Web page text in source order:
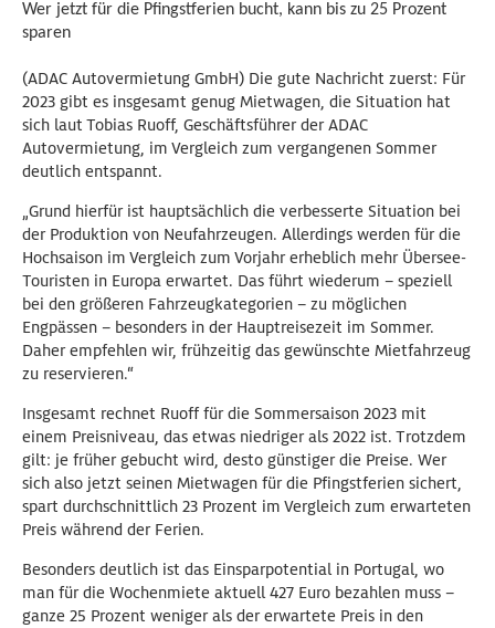
Wer jetzt für die Pfingstferien bucht, kann bis zu 25 Prozent
sparen
(ADAC Autovermietung GmbH) Die gute Nachricht zuerst: Für
2023 gibt es insgesamt genug Mietwagen, die Situation hat
sich laut Tobias Ruoff, Geschäftsführer der ADAC
Autovermietung, im Vergleich zum vergangenen Sommer
deutlich entspannt.
„Grund hierfür ist hauptsächlich die verbesserte Situation bei
der Produktion von Neufahrzeugen. Allerdings werden für die
Hochsaison im Vergleich zum Vorjahr erheblich mehr Übersee-
Touristen in Europa erwartet. Das führt wiederum – speziell
bei den größeren Fahrzeugkategorien – zu möglichen
Engpässen – besonders in der Hauptreisezeit im Sommer.
Daher empfehlen wir, frühzeitig das gewünschte Mietfahrzeug
zu reservieren.“
Insgesamt rechnet Ruoff für die Sommersaison 2023 mit
einem Preisniveau, das etwas niedriger als 2022 ist. Trotzdem
gilt: je früher gebucht wird, desto günstiger die Preise. Wer
sich also jetzt seinen Mietwagen für die Pfingstferien sichert,
spart durchschnittlich 23 Prozent im Vergleich zum erwarteten
Preis während der Ferien.
Besonders deutlich ist das Einsparpotential in Portugal, wo
man für die Wochenmiete aktuell 427 Euro bezahlen muss –
ganze 25 Prozent weniger als der erwartete Preis in den